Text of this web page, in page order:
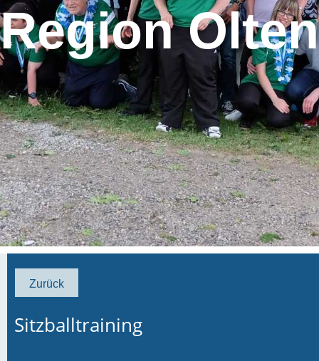
Region Olten
Zurück
Sitzballtraining